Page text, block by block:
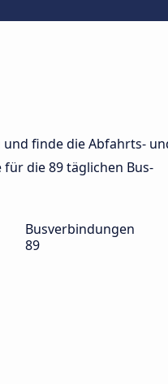
und finde die Abfahrts-
die 89 täglichen Bus-
Busverbindungen
89